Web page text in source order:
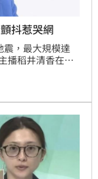
抖惹哭網
震，最大規模達
播稻井清香在播
出她其實當時休
態度也讓日本網